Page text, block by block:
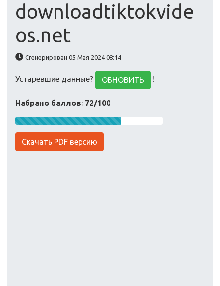
downloadtiktokvide
os.net
Сгенерирован 05 Мая 2024 08:14
Устаревшие данные? ОБНОВИТЬ !
Набрано баллов: 72/100
Скачать PDF версию